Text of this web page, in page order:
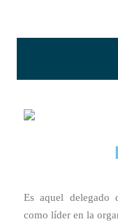
Es aquel delegado
como líder en la